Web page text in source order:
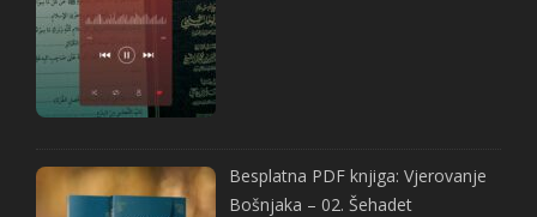
Besplatna PDF knjiga: Vjerovanje
Bošnjaka – 02. Šehadet